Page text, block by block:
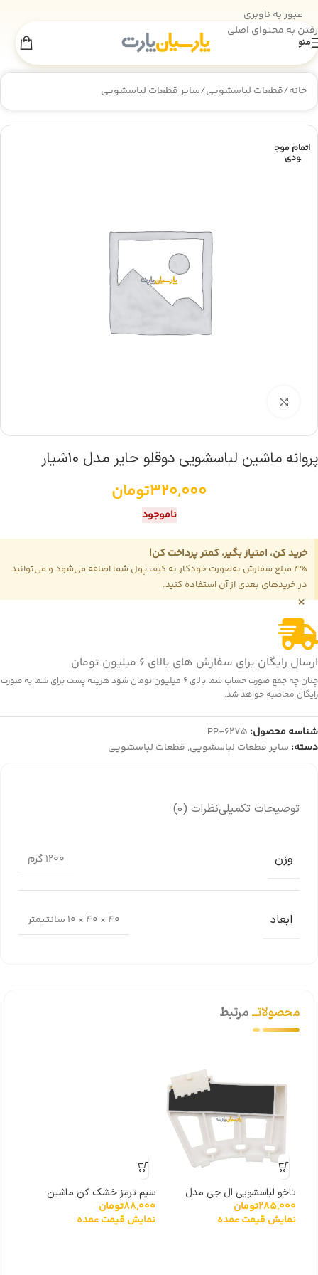
عبور به ناوبری
رفتن به محتوای اصلی
اطلاعیه انبارگردانی
به‌دلیل انجام عملیات انبارگردانی، فروش سایت
تا 18 مرداد
×
منو
خانه/قطعات لباسشویی/سایر قطعات لباسشویی
اتمام موج
ودی
پروانه ماشین لباسشویی دوقلو حایر مدل 10شیار
320,000تومان
ناموجود
خرید کن، امتیاز بگیر، کمتر پرداخت کن!
4٪ مبلغ سفارش به‌صورت خودکار به کیف پول شما اضافه می‌شود و می‌توانید
در خریدهای بعدی از آن استفاده کنید.
×
ارسال رایگان برای سفارش های بالای 6 میلیون تومان
چنان چه جمع صورت حساب شما بالای 6 میلیون تومان شود هزینه پست برای شما به صورت
رایگان محاصبه خواهد شد.
شناسه محصول: PP-6275
دسته: سایر قطعات لباسشویی, قطعات لباسشویی
توضیحات تکمیلینظرات (0)
وزن 1200 گرم
ابعاد 40 × 40 × 10 سانتیمتر
محصولاتــمرتبط
تاخو لباسشویی ال جی مدل
گیربکسی 6501KW2001A
285,000تومان
نمایش قیمت عمده
سیم ترمز خشک کن ماشین
لباسشویی
88,000تومان
نمایش قیمت عمده